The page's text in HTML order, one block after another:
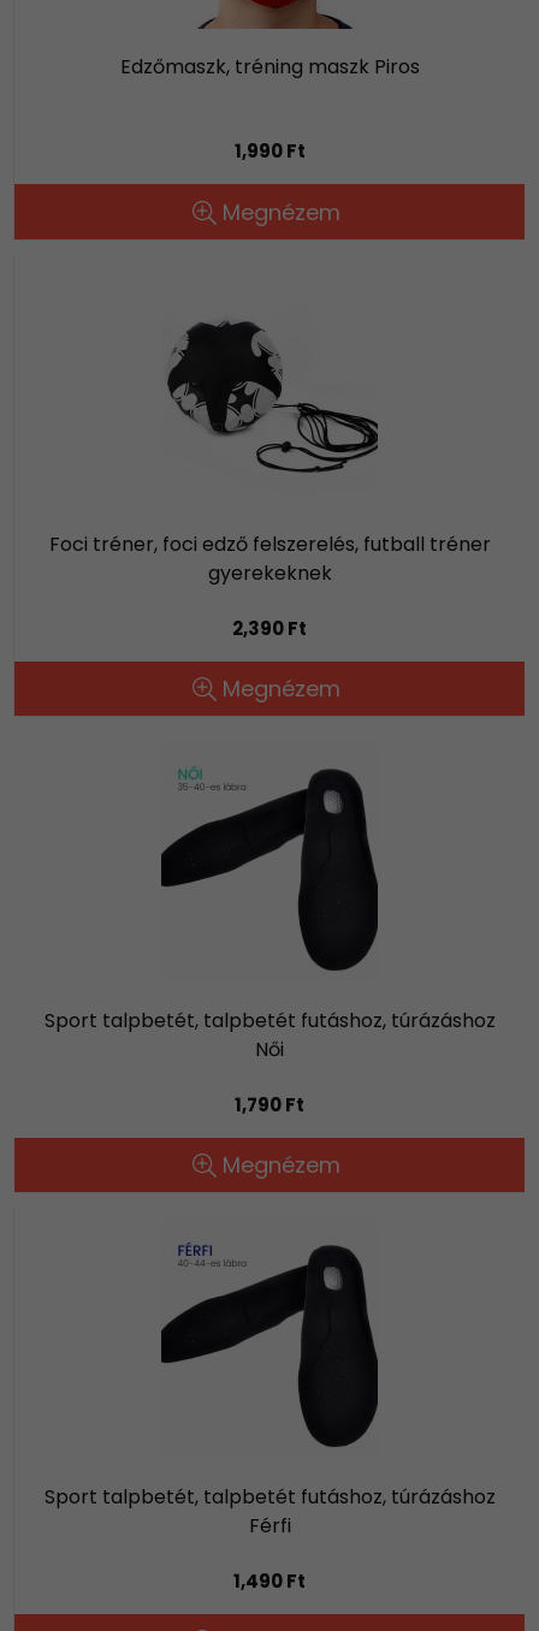
Edzőmaszk, tréning maszk Piros
1,990 Ft
Megnézem
Foci tréner, foci edző felszerelés, futball tréner
gyerekeknek
2,390 Ft
Megnézem
Sport talpbetét, talpbetét futáshoz, túrázáshoz
Női
1,790 Ft
Megnézem
Sport talpbetét, talpbetét futáshoz, túrázáshoz
Férfi
1,490 Ft